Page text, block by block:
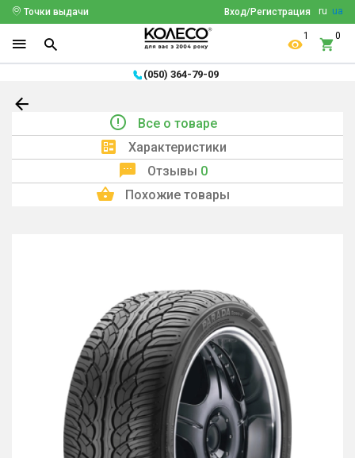
ru ua
Вход/Регистрация
Точки выдачи
1 0
(050) 364-79-09
Все о товаре
Характеристики
Отзывы 0
Похожие товары